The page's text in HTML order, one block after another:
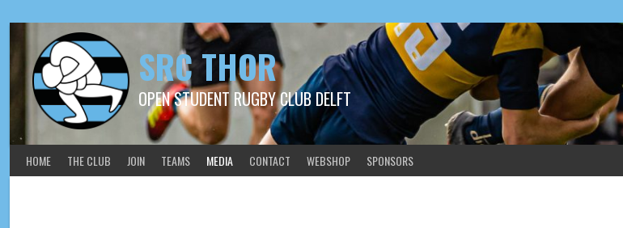
SRC THOR
OPEN STUDENT RUGBY CLUB DELFT
HOME THE CLUB JOIN TEAMS MEDIA CONTACT WEBSHOP SPONSORS